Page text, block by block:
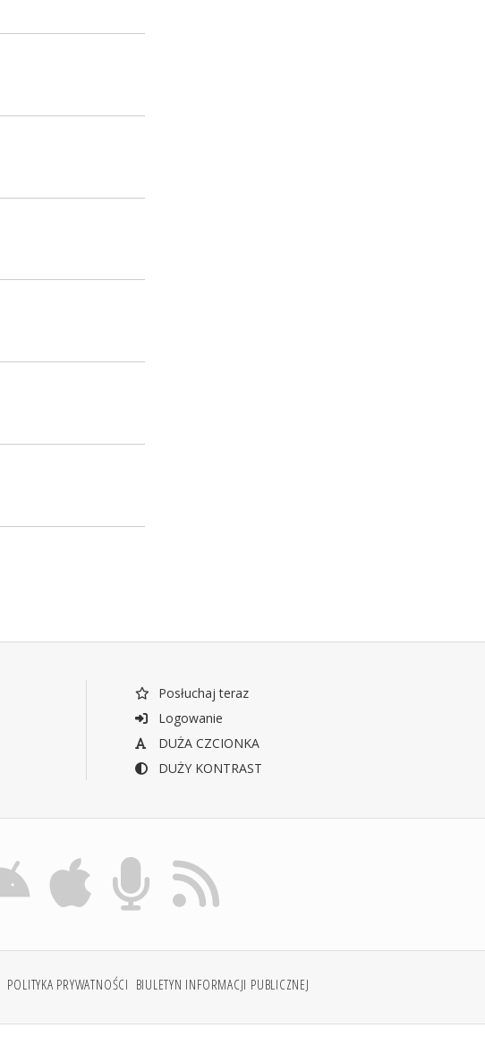
Posłuchaj teraz
Logowanie
DUŻA CZCIONKA
DUŻY KONTRAST
POLITYKA PRYWATNOŚCI BIULETYN INFORMACJI PUBLICZNEJ